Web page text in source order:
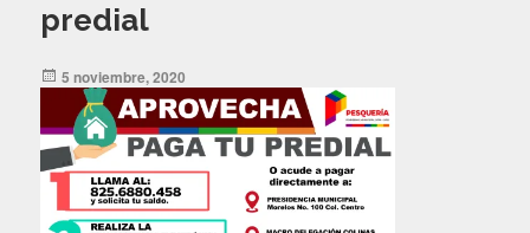
predial
Posted
5 noviembre, 2020